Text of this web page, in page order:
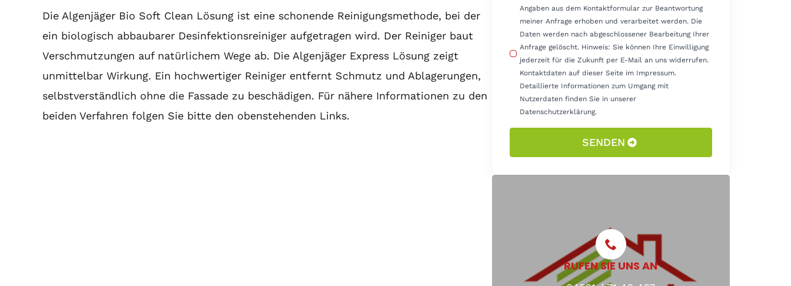
Die Algenjäger Bio Soft Clean Lösung ist eine schonende Reinigungsmethode, bei der
ein biologisch abbaubarer Desinfektionsreiniger aufgetragen wird. Der Reiniger baut
Verschmutzungen auf natürlichem Wege ab. Die Algenjäger Express Lösung zeigt
unmittelbar Wirkung. Ein hochwertiger Reiniger entfernt Schmutz und Ablagerungen,
selbstverständlich ohne die Fassade zu beschädigen. Für nähere Informationen zu den
beiden Verfahren folgen Sie bitte den obenstehenden Links.
Angaben aus dem Kontaktformular zur Beantwortung
meiner Anfrage erhoben und verarbeitet werden. Die
Daten werden nach abgeschlossener Bearbeitung Ihrer
Anfrage gelöscht. Hinweis: Sie können Ihre Einwilligung
jederzeit für die Zukunft per E-Mail an uns widerrufen.
Kontaktdaten auf dieser Seite im Impressum.
Detaillierte Informationen zum Umgang mit
Nutzerdaten finden Sie in unserer
Datenschutzerklärung.
SENDEN
RUFEN SIE UNS AN